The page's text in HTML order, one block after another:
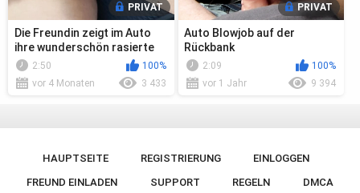
PRIVAT
Die Freundin zeigt im Auto
ihre wunderschön rasierte
Muschi, ohne Höschen.
2:50
100%
vor 4 Monaten
3 433
PRIVAT
Auto Blowjob auf der
Rückbank
2:09
100%
vor 1 Jahr
9 394
HAUPTSEITE REGISTRIERUNG
EINLOGGEN
FREUND EINLADEN
SUPPORT REGELN DMCA